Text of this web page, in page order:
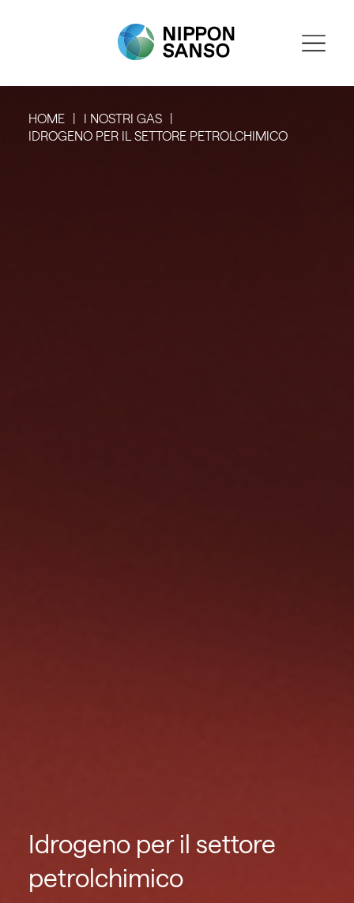
HOME
I NOSTRI GAS
IDROGENO PER IL SETTORE PETROLCHIMICO
Idrogeno per il settore
petrolchimico